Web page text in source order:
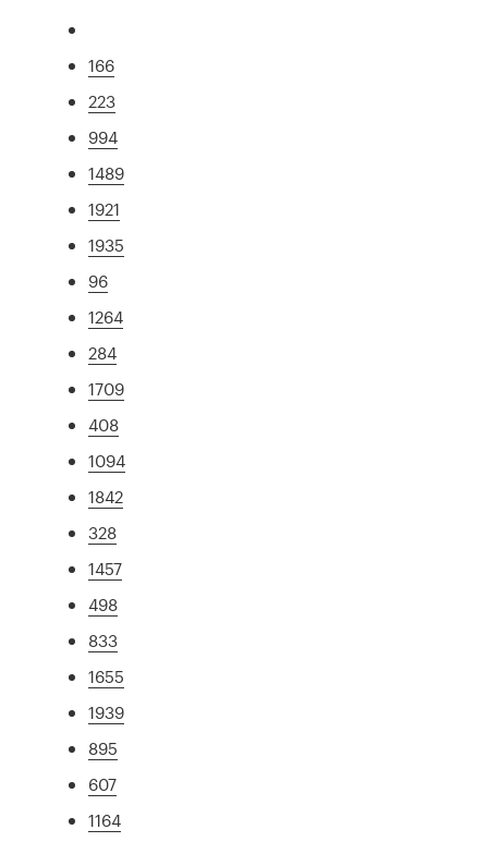
166
223
994
1489
1921
1935
96
1264
284
1709
408
1094
1842
328
1457
498
833
1655
1939
895
607
1164